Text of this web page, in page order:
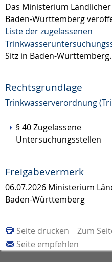
Das Ministerium Ländlicher
Baden-Württemberg
Liste der zugelassenen
Sitz in Baden-Württemberg.
Rechtsgrundlage
Trinkwasserverordnung
§ 40 Zugelassene
Untersuchungsstellen
Freigabevermerk
06.07.2026 Ministerium
Baden-Württemberg
Zum
Seite drucken
Seite empfehlen